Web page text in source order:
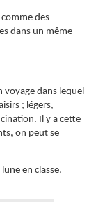
des
dans un même
voyage dans lequel
; légers,
Il y a cette
on peut se
en classe.